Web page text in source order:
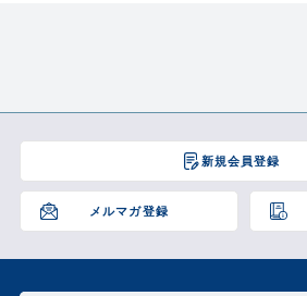
新規会員登録
メルマガ登録